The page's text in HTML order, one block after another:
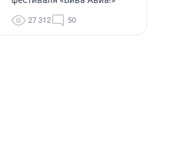
27 312 50